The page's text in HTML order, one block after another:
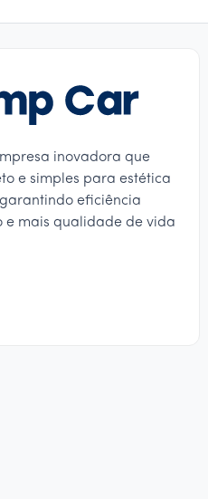
inovadora que
e simples para estética
eficiência
e mais qualidade de vida